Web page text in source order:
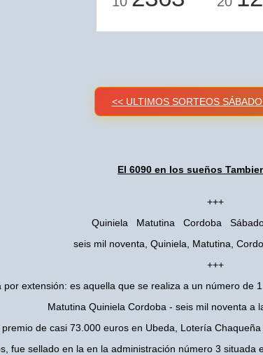
<< ULTIMOS SORTEOS
El 6090 en los sueños
+++
Quiniela Matutina Cordoba
seis mil noventa, Quiniela, Matutina,
+++
por extensión: es aquella que se realiza a un número de
Matutina Quiniela Cordoba - seis mil noventa a
de casi 73.000 euros en Ubeda, Lotería
fue sellado en la en la administración número 3